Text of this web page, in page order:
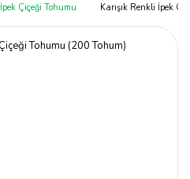
İpek Çiçeği Tohumu Karışık Renkli İpek